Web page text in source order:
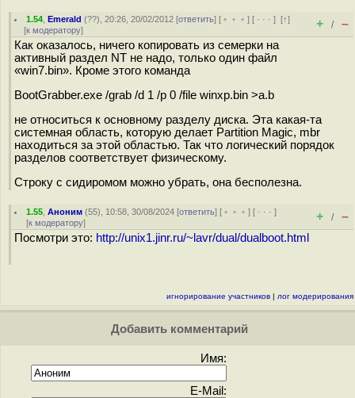
1.54 ,Emerald (??), 20:26, 20/02/2012 [ответить] [ ﹢﹢﹢] [ · · ·][↑]
[к модератору] + / –
Как оказалось, ничего копировать из семерки на
активный раздел NT не надо, только один файл
«win7.bin». Кроме этого команда
BootGrabber.exe /grab /d 1 /p 0 /file winxp.bin >a.b
не относиться к основному разделу диска. Эта какая-та
системная область, которую делает Partition Magiс, mbr
находиться за этой областью. Так что логический порядок
разделов соответствует физическому.
Строку с сидиромом можно убрать, она бесполезна.
1.55 ,Аноним (55), 10:58, 30/08/2024 [ответить] [ ﹢﹢﹢] [ · · ·]
[к модератору] + / –
Посмотри это: http://unix1.jinr.ru/~lavr/dual/dualboot.html
игнорирование участников | лог модерирования
Добавить комментарий
Имя:
E-Mail: